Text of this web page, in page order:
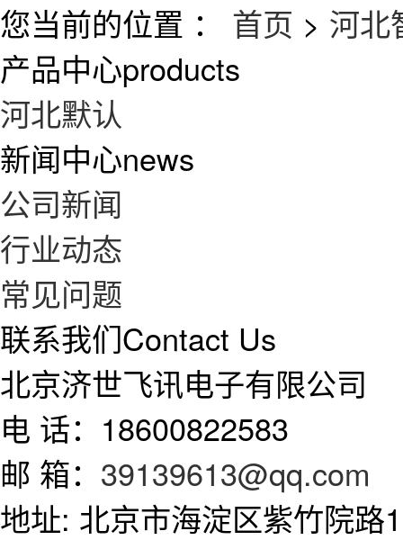
您当前的位置 ： 首页 > 河北
产品中心products
河北默认
新闻中心news
公司新闻
行业动态
常见问题
联系我们Contact Us
北京济世飞讯电子有限公司
电 话：18600822583
邮 箱： 39139613@qq.com
地址: 北京市海淀区紫竹院路